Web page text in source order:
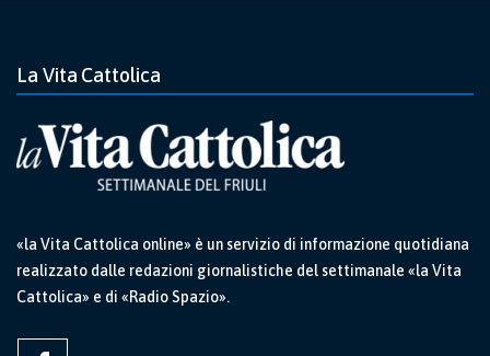
La Vita Cattolica
«la Vita Cattolica online» è un servizio di informazione quotidiana
realizzato dalle redazioni giornalistiche del settimanale «la Vita
Cattolica» e di «Radio Spazio».